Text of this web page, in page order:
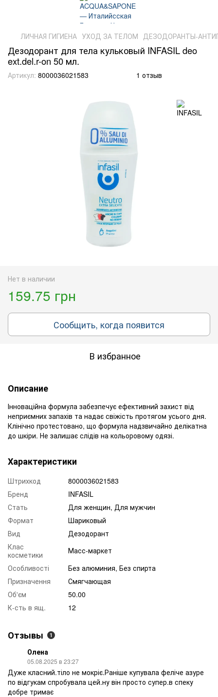
ЛИЧНАЯ ГИГИЕНА УХОД ЗА ТЕЛОМ ДЕЗОДОРАНТЫ-
Дезодорант для тела кульковый INFASIL deo
ext.del.r-on 50 мл.
Артикул: 8000036021583 1 отзыв
Нет в наличии
159.75 грн
Сообщить, когда появится
В избранное
Описание
Інноваційна формула забезпечує ефективний захист від
неприємних запахів та надає свіжість протягом усього дня.
Клінічно протестовано, що формула надзвичайно делікатна
до шкіри. Не залишає слідів на кольоровому одязі.
Характеристики
Штрихкод
8000036021583
Бренд
INFASIL
Стать
Для женщин, Для мужчин
Формат
Шариковый
Вид
Дезодорант
Клас
косметики
Масс-маркет
Особливості
Без алюминия, Без спирта
Призначення
Смягчающая
Об'єм
50.00
К-сть в ящ.
12
Отзывы 1
Олена
05.08.2025 в 23:27
Дуже класний.тіло не мокріє.Раніше купувала феліче азуре
по відгукам спробувала цей.ну він просто супер.в спеку
добре тримає